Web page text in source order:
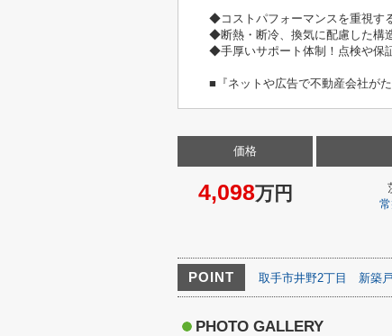
◆コストパフォーマンスを重視す
◆断熱・断冷、換気に配慮した構
◆手厚いサポート体制！点検や保
■『ネットや広告で不動産会社が
価格
4,098万円
POINT 取手市井野2丁目 新築
PHOTO GALLERY